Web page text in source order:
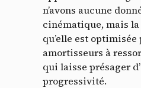
n’avons aucune
cinématique, mais
qu’elle est optimisée
amortisseurs à
qui laisse présager
progressivité.